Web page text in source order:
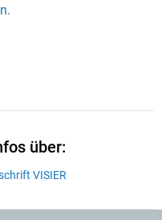
über:
VISIER